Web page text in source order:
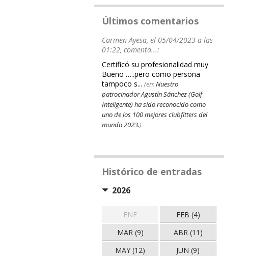
Últimos comentarios
Carmen Ayesa, el 05/04/2023 a las
01:22, comenta...:
Certificó su profesionalidad muy
Bueno …..pero como persona
tampoco s... (en:Nuestro
patrocinador Agustín Sánchez (Golf
Inteligente) ha sido reconocido como
uno de los 100 mejores clubfitters del
mundo 2023.)
Histórico de entradas
2026
ENE
FEB (4)
MAR (9)
ABR (11)
MAY (12)
JUN (9)